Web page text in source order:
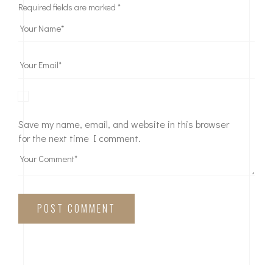
Required fields are marked *
Save my name, email, and website in this browser
for the next time I comment.
POST COMMENT